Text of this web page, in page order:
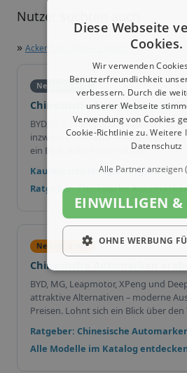
Nutzer suchten auch
» Ackermann kleine E-Autos
Neu im Trend
Chinesische Automarken im
BYD, MG, XPeng und weitere
inzwischen Modelle in vielen
ein Blick auf die Alternativen?
Kaufentscheidung & Vergleich
Ratgeber: Chinesische
Neu im Trend
Chinesische Automarken
BYD, MG, Leapmotor, XPeng und
attraktive Alternativen – moderne
Preisen. Lohnt sich ein Blick über den
Ratgeber: Chinesische
Alle Modelle im Katalog
Diese Webseite
Cookies.
Wir verwenden
Benutzerfreundlichkeit
verbessern. Durch die
unserer Webseite
Verwendung von Cookies
Cookie-Richtlinie zu.Weitere
Datenschutz
Alle Partner anzeigen
EINWILLIGEN &
OHNE WERBUNG